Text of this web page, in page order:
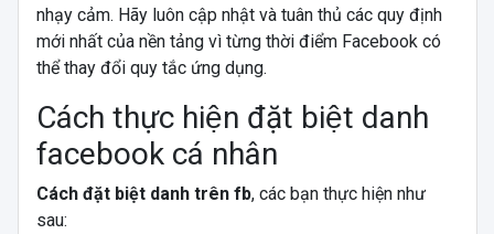
nhạy cảm. Hãy luôn cập nhật và tuân thủ các quy định
mới nhất của nền tảng vì từng thời điểm Facebook có
thể thay đổi quy tắc ứng dụng.
Cách thực hiện đặt biệt danh
facebook cá nhân
Cách đặt biệt danh trên fb, các bạn thực hiện như
sau: